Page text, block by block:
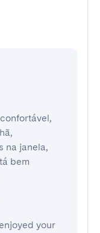
na janela,
bem
your